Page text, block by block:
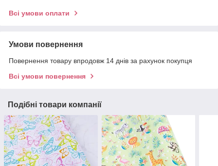
Всі умови оплати
Умови повернення
Повернення товару впродовж 14 днів за рахунок покупця
Всі умови повернення
Подібні товари компанії